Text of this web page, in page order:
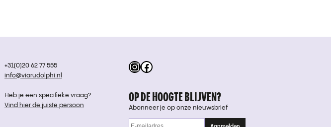
Instagram
Facebook
+31(0)20 62 77 555
info@viarudolphi.nl
Heb je een specifieke vraag?
Vind hier de juiste persoon
OP DE HOOGTE BLIJVEN?
Abonneer je op onze nieuwsbrief